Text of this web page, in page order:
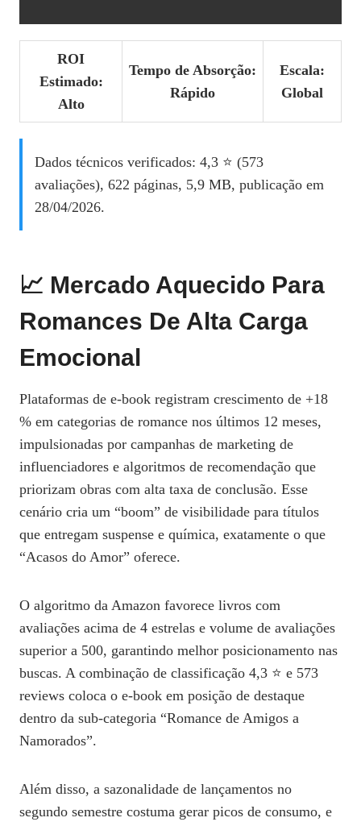
ROI
Estimado:
Alto
Tempo de Absorção:
Rápido
Escala:
Global
Dados técnicos verificados: 4,3 ⭐ (573
avaliações), 622 páginas, 5,9 MB, publicação em
28/04/2026.
📈 Mercado Aquecido Para
Romances De Alta Carga
Emocional
Plataformas de e‑book registram crescimento de +18
% em categorias de romance nos últimos 12 meses,
impulsionadas por campanhas de marketing de
influenciadores e algoritmos de recomendação que
priorizam obras com alta taxa de conclusão. Esse
cenário cria um “boom” de visibilidade para títulos
que entregam suspense e química, exatamente o que
“Acasos do Amor” oferece.
O algoritmo da Amazon favorece livros com
avaliações acima de 4 estrelas e volume de avaliações
superior a 500, garantindo melhor posicionamento nas
buscas. A combinação de classificação 4,3 ⭐ e 573
reviews coloca o e‑book em posição de destaque
dentro da sub‑categoria “Romance de Amigos a
Namorados”.
Além disso, a sazonalidade de lançamentos no
segundo semestre costuma gerar picos de consumo, e